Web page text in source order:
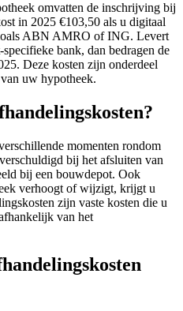
omvatten de inschrijving bij
in 2025 €103,50 als u digitaal
ABN AMRO of ING. Levert
bank, dan bedragen de
Deze kosten zijn onderdeel
uw hypotheek.
momenten rondom
bij het afsluiten van
bij een bouwdepot. Ook
verhoogt of wijzigt, krijgt u
zijn vaste kosten die u
van het